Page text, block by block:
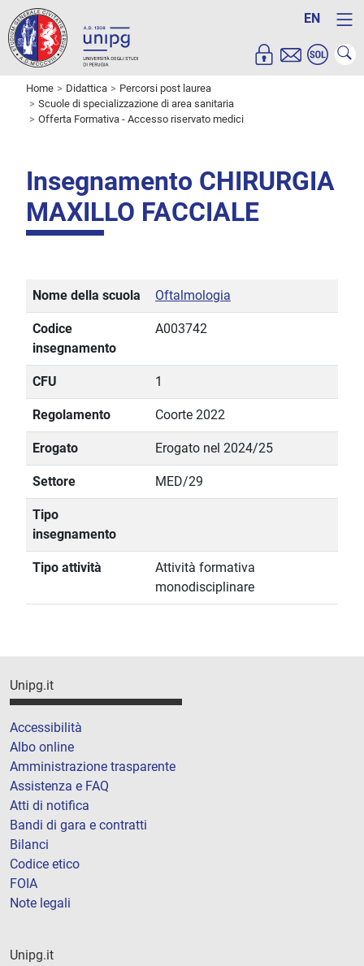
EN
Home Didattica
Percorsi post laurea
Scuole di specializzazione di area sanitaria
Offerta Formativa - Accesso riservato medici
Insegnamento CHIRURGIA
MAXILLO FACCIALE
Nome della scuola Oftalmologia
Codice
insegnamento
A003742
CFU 1
Regolamento Coorte 2022
Erogato Erogato nel 2024/25
Settore MED/29
Tipo
insegnamento
Tipo attività
Attività formativa
monodisciplinare
Unipg.it
Accessibilità
Albo online
Amministrazione trasparente
Assistenza e FAQ
Atti di notifica
Bandi di gara e contratti
Bilanci
Codice etico
FOIA
Note legali
Unipg.it